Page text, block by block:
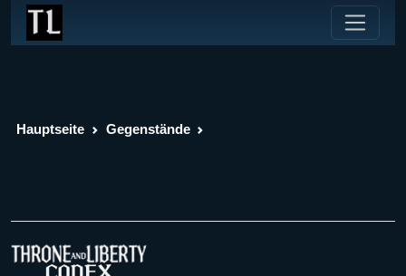
Hauptseite Gegenstände